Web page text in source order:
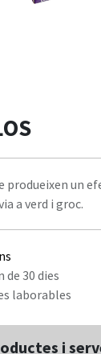
produeixen un
a verd i groc.
30 dies
laborables
i